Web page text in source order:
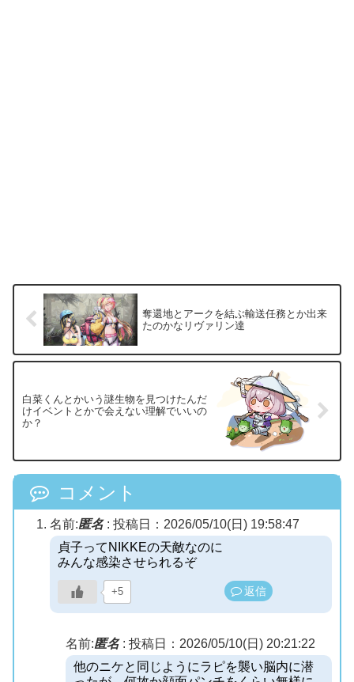
奪還地とアークを結ぶ輸送任務とか出来
たのかなリヴァリン達
白菜くんとかいう謎生物を見つけたんだ
けイベントとかで会えない理解でいいの
か？
コメント
名前:匿名: 投稿日：2026/05/10(日) 19:58:47
貞子ってNIKKEの天敵なのに
みんな感染させられるぞ
+5 返信
名前:匿名: 投稿日：2026/05/10(日) 20:21:22
他のニケと同じようにラピを襲い脳内に潜